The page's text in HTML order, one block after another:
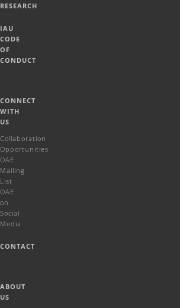
RESEARCH
IAU
CODE
OF
CONDUCT
CONNECT
WITH
US
Collaboration
Opportunities
OAE
Mailing
List
OAE
on
Social
Media
CONTACT
ABOUT
US